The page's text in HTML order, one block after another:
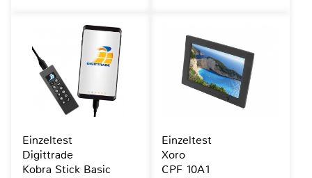
Einzeltest
Digittrade
Kobra Stick Basic
Einzeltest
Xoro
CPF 10A1